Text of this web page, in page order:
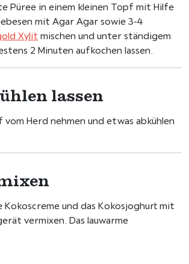
Püree in einem kleinen Topf mit Hilfe
mit Agar Agar sowie 3-4
Xylit mischen und unter ständigem
2 Minuten aufkochen lassen.
lassen
vom Herd nehmen und etwas abkühlen
Kokoscreme und das Kokosjoghurt mit
vermixen. Das lauwarme